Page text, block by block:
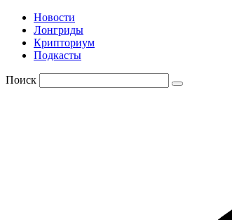
Новости
Лонгриды
Крипториум
Подкасты
Поиск